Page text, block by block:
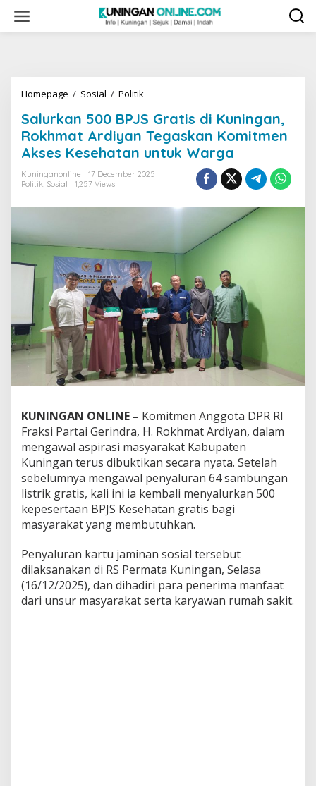
content
Homepage / Sosial / Politik
BPJS
Gratis
di
Kuningan,
Rokhmat
Komitmen
Warga
Salurkan 500 BPJS Gratis di Kuningan,
Rokhmat Ardiyan Tegaskan Komitmen
Akses Kesehatan untuk Warga
Kuninganonline
17 December 2025
Politik, Sosial 1,257 Views
KUNINGAN ONLINE – Komitmen Anggota DPR RI
Fraksi Partai Gerindra, H. Rokhmat Ardiyan, dalam
mengawal aspirasi masyarakat Kabupaten
Kuningan terus dibuktikan secara nyata. Setelah
sebelumnya mengawal penyaluran 64 sambungan
listrik gratis, kali ini ia kembali menyalurkan 500
kepesertaan BPJS Kesehatan gratis bagi
masyarakat yang membutuhkan.
Penyaluran kartu jaminan sosial tersebut
dilaksanakan di RS Permata Kuningan, Selasa
(16/12/2025), dan dihadiri para penerima manfaat
dari unsur masyarakat serta karyawan rumah sakit.